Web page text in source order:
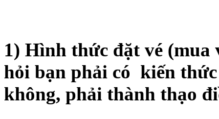
1) Hình thức đặt vé
hỏi bạn phải có kiến
không, phải thành thạo